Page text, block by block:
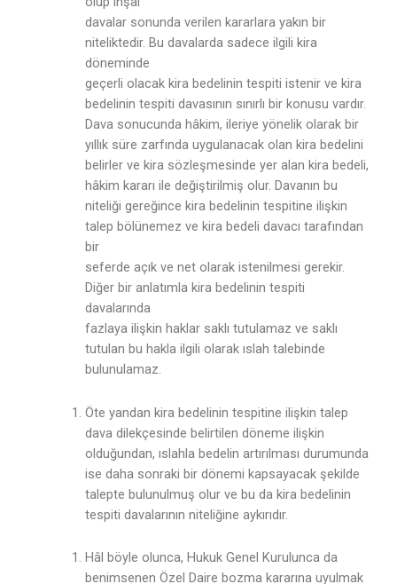
davalar sonunda verilen kararlara yakın bir
niteliktedir. Bu davalarda sadece ilgili kira
döneminde
geçerli olacak kira bedelinin tespiti istenir ve kira
bedelinin tespiti davasının sınırlı bir konusu vardır.
Dava sonucunda hâkim, ileriye yönelik olarak bir
yıllık süre zarfında uygulanacak olan kira bedelini
belirler ve kira sözleşmesinde yer alan kira bedeli,
hâkim kararı ile değiştirilmiş olur. Davanın bu
niteliği gereğince kira bedelinin tespitine ilişkin
talep bölünemez ve kira bedeli davacı tarafından
bir
seferde açık ve net olarak istenilmesi gerekir.
Diğer bir anlatımla kira bedelinin tespiti
davalarında
fazlaya ilişkin haklar saklı tutulamaz ve saklı
tutulan bu hakla ilgili olarak ıslah talebinde
bulunulamaz.
Öte yandan kira bedelinin tespitine ilişkin talep
dava dilekçesinde belirtilen döneme ilişkin
olduğundan, ıslahla bedelin artırılması durumunda
ise daha sonraki bir dönemi kapsayacak şekilde
talepte bulunulmuş olur ve bu da kira bedelinin
tespiti davalarının niteliğine aykırıdır.
Hâl böyle olunca, Hukuk Genel Kurulunca da
benimsenen Özel Daire bozma kararına uyulmak